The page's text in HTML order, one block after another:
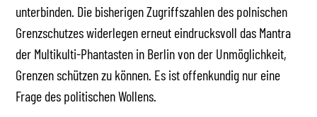
unterbinden. Die bisherigen Zugriffszahlen des polnischen
Grenzschutzes widerlegen erneut eindrucksvoll das Mantra
der Multikulti-Phantasten in Berlin von der Unmöglichkeit,
Grenzen schützen zu können. Es ist offenkundig nur eine
Frage des politischen Wollens.